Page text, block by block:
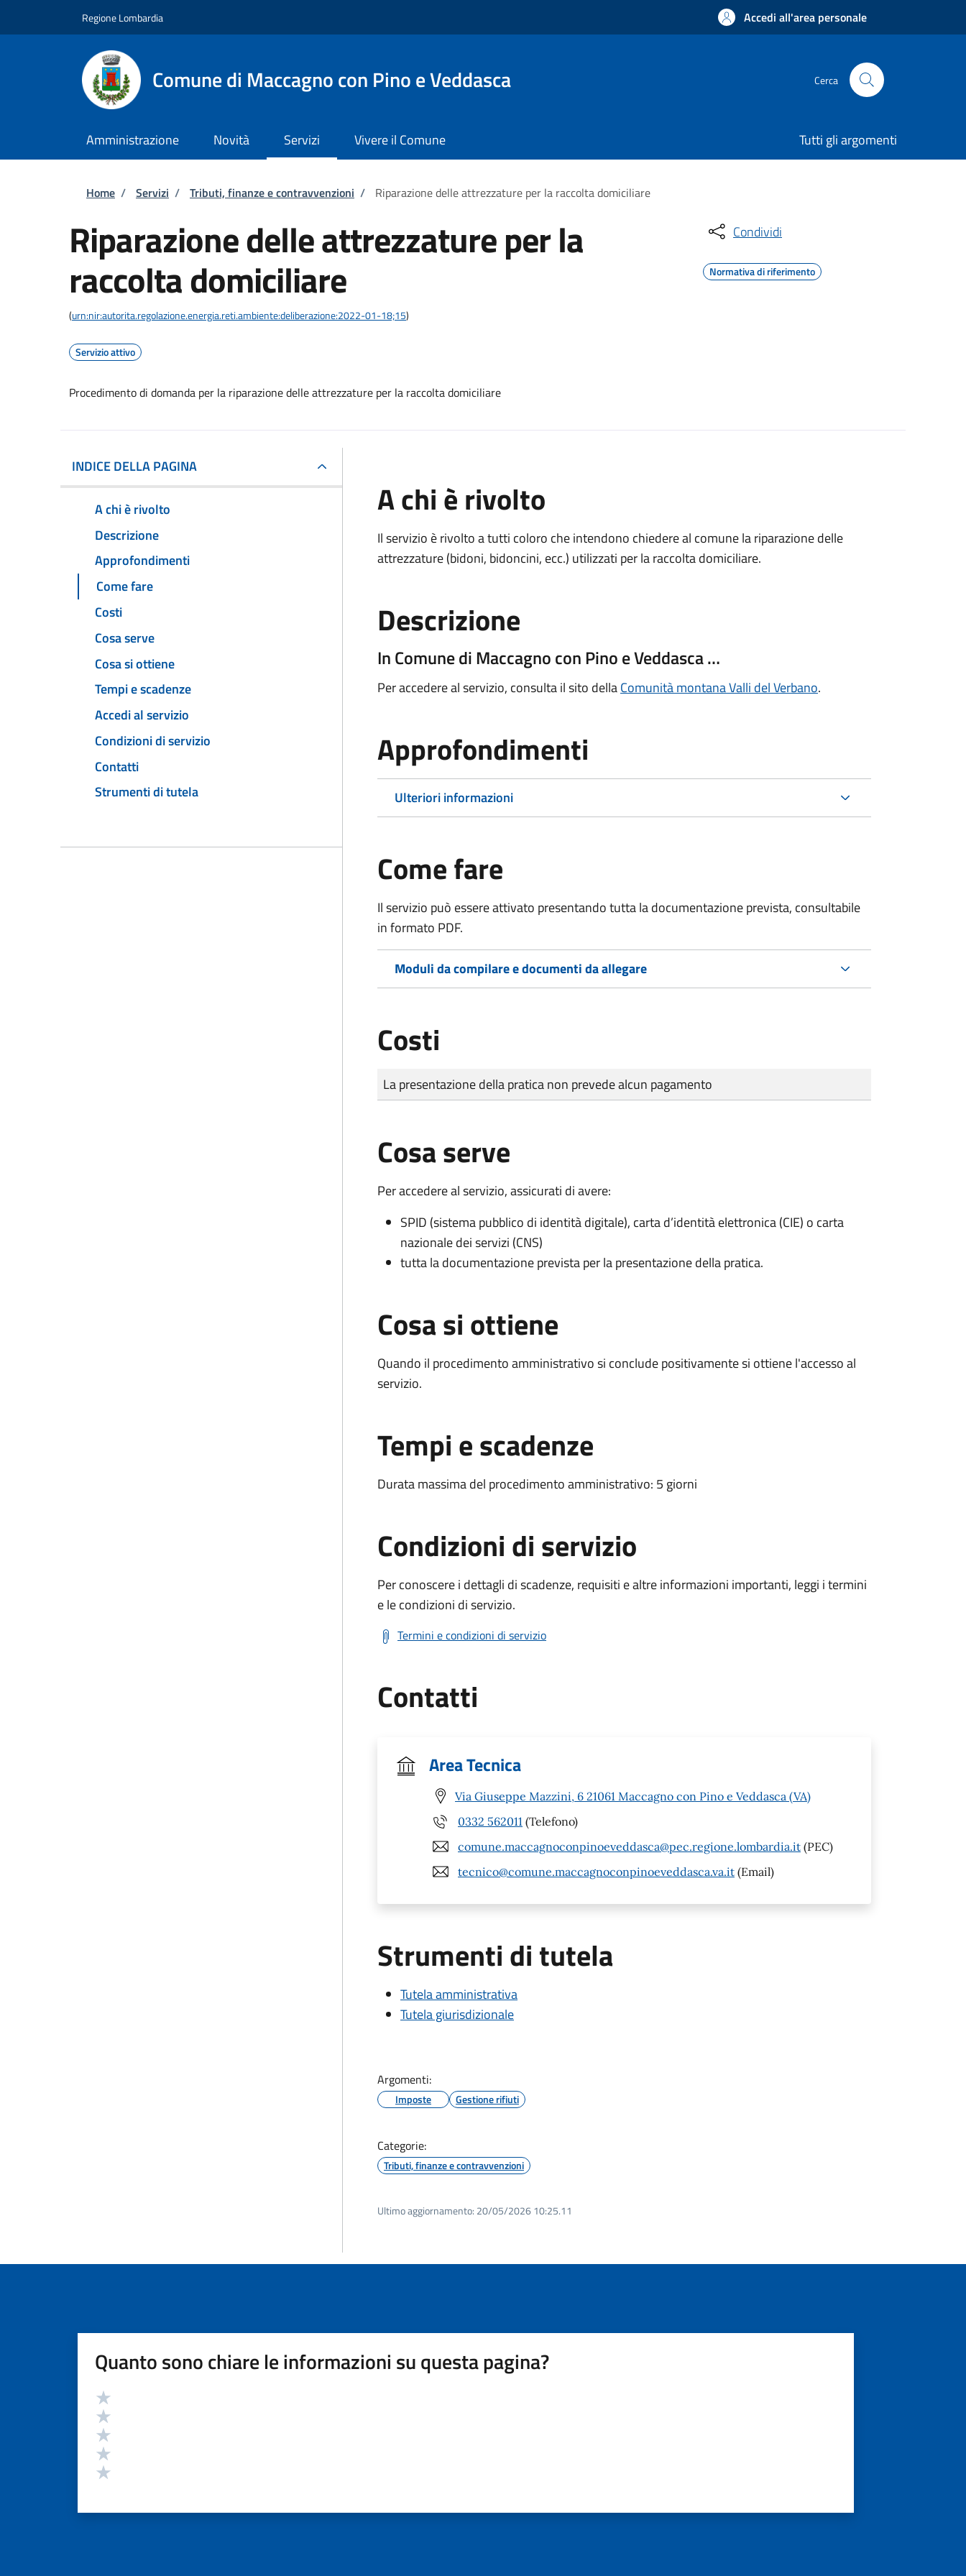
Regione Lombardia Accedi all'area personale
Comune di Maccagno con Pino e Veddasca Cerca
Amministrazione Novità Servizi Vivere il Comune Tutti gli argomenti
Briciole di pane
Home / Servizi / Tributi, finanze e contravvenzioni / Riparazione delle attrezzature per la raccolta domiciliare
Riparazione delle attrezzature per la
raccolta domiciliare
(urn:nir:autorita.regolazione.energia.reti.ambiente:deliberazione:2022-01-18;15)
Servizio attivo
Procedimento di domanda per la riparazione delle attrezzature per la raccolta domiciliare
Condividi
Normativa di riferimento
INDICE DELLA PAGINA
A chi è rivolto
Descrizione
Approfondimenti
Come fare
Costi
Cosa serve
Cosa si ottiene
Tempi e scadenze
Accedi al servizio
Condizioni di servizio
Contatti
Strumenti di tutela
A chi è rivolto
Il servizio è rivolto a tutti coloro che intendono chiedere al comune la riparazione delle
attrezzature (bidoni, bidoncini, ecc.) utilizzati per la raccolta domiciliare.
Descrizione
In Comune di Maccagno con Pino e Veddasca …
Per accedere al servizio, consulta il sito dellaComunità montana Valli del Verbano.
Approfondimenti
Ulteriori informazioni
Come fare
Il servizio può essere attivato presentando tutta la documentazione prevista, consultabile
in formato PDF.
Moduli da compilare e documenti da allegare
Costi
Tipo di pagamento
Importo
La presentazione della pratica non prevede alcun pagamento
Cosa serve
Per accedere al servizio, assicurati di avere:
SPID (sistema pubblico di identità digitale), carta d’identità elettronica (CIE) o carta
nazionale dei servizi (CNS)
tutta la documentazione prevista per la presentazione della pratica.
Cosa si ottiene
Quando il procedimento amministrativo si conclude positivamente si ottiene l'accesso al
servizio.
Tempi e scadenze
Durata massima del procedimento amministrativo: 5 giorni
Condizioni di servizio
Per conoscere i dettagli di scadenze, requisiti e altre informazioni importanti, leggi i termini
e le condizioni di servizio.
Termini e condizioni di servizio
Contatti
Area Tecnica
Via Giuseppe Mazzini, 6 21061 Maccagno con Pino e Veddasca (VA)
0332 562011 (Telefono)
comune.maccagnoconpinoeveddasca@pec.regione.lombardia.it (PEC)
tecnico@comune.maccagnoconpinoeveddasca.va.it (Email)
Strumenti di tutela
Tutela amministrativa
Tutela giurisdizionale
Argomenti:
Imposte Gestione rifiuti
Categorie:
Tributi, finanze e contravvenzioni
Ultimo aggiornamento: 20/05/2026 10:25.11
Quanto sono chiare le informazioni su questa pagina?
Valutazione